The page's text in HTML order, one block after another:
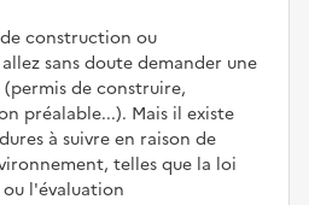
construction ou
sans doute demander une
de construire,
préalable...). Mais il existe
à suivre en raison de
telles que la loi
ou l'évaluation